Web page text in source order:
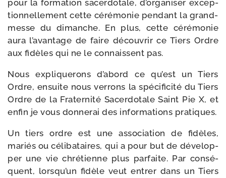
pour la for­ma­tion sacer­do­tale, d’organiser excep­
tion­nel­le­ment cette céré­mo­nie pen­dant la grand-​
messe du dimanche. En plus, cette céré­mo­nie
aura l’avantage de faire décou­vrir ce Tiers Ordre
aux fidèles qui ne le connaissent pas.
Nous expli­que­rons d’abord ce qu’est un Tiers
Ordre, ensuite nous ver­rons la spé­ci­fi­ci­té du Tiers
Ordre de la Fraternité Sacerdotale Saint Pie X, et
enfin je vous don­ne­rai des infor­ma­tions pratiques.
Un tiers ordre est une asso­cia­tion de fidèles,
mariés ou céli­ba­taires, qui a pour but de déve­lop­
per une vie chré­tienne plus par­faite. Par consé­
quent, lorsqu’un fidèle veut entrer dans un Tiers